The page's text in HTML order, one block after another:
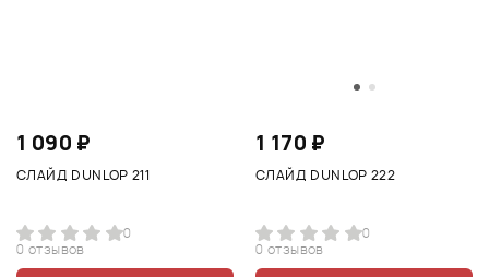
1 090 ₽
СЛАЙД DUNLOP 211
0
0 отзывов
1 170 ₽
СЛАЙД DUNLOP 222
0
0 отзывов